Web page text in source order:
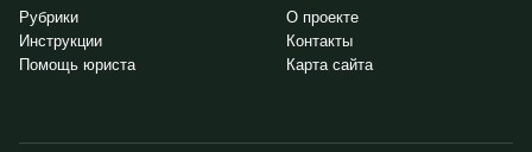
Рубрики
Инструкции
Помощь юриста
О проекте
Контакты
Карта сайта